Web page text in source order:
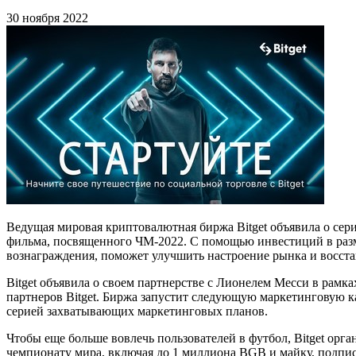
30 ноября 2022
Ведущая мировая криптовалютная биржа Bitget объявила о
фильма, посвященного ЧМ-2022. С помощью инвестиций в
вознаграждения, поможет улучшить настроение рынка и
Bitget объявила о своем партнерстве с Лионелем Месси в
партнеров Bitget. Биржа запустит следующую маркетинговую
серией захватывающих маркетинговых планов.
Чтобы еще больше вовлечь пользователей в футбол, Bitget
чемпионату мира, включая до 1 миллиона BGB и майку,